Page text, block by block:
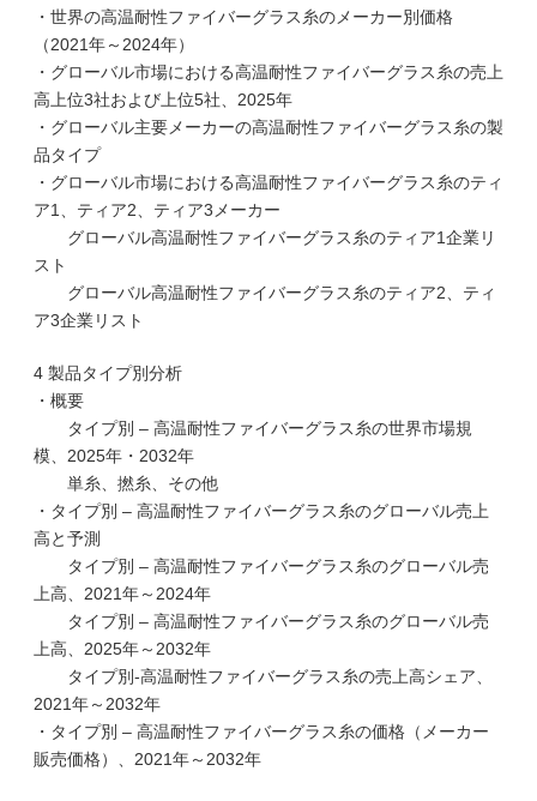
・世界の高温耐性ファイバーグラス糸のメーカー別価格
（2021年～2024年）
・グローバル市場における高温耐性ファイバーグラス糸の売上
高上位3社および上位5社、2025年
・グローバル主要メーカーの高温耐性ファイバーグラス糸の製
品タイプ
・グローバル市場における高温耐性ファイバーグラス糸のティ
ア1、ティア2、ティア3メーカー
グローバル高温耐性ファイバーグラス糸のティア1企業リ
スト
グローバル高温耐性ファイバーグラス糸のティア2、ティ
ア3企業リスト
4 製品タイプ別分析
・概要
タイプ別 – 高温耐性ファイバーグラス糸の世界市場規
模、2025年・2032年
単糸、撚糸、その他
・タイプ別 – 高温耐性ファイバーグラス糸のグローバル売上
高と予測
タイプ別 – 高温耐性ファイバーグラス糸のグローバル売
上高、2021年～2024年
タイプ別 – 高温耐性ファイバーグラス糸のグローバル売
上高、2025年～2032年
タイプ別-高温耐性ファイバーグラス糸の売上高シェア、
2021年～2032年
・タイプ別 – 高温耐性ファイバーグラス糸の価格（メーカー
販売価格）、2021年～2032年